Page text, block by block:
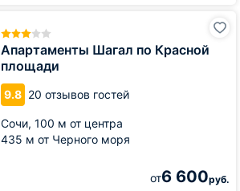
Апартаменты Шагал по Красной
площади
9.8 20 отзывов гостей
Сочи, 100 м от центра
435 м от Черного моря
от6 600руб.